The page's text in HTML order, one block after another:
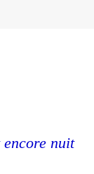
nuit